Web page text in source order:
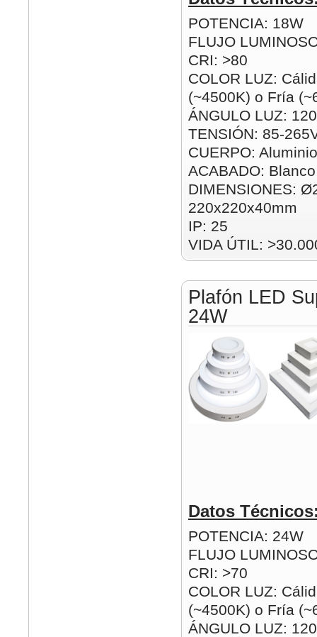
POTENCIA: 18W
FLUJO
CRI: >80
COLOR LUZ:
(~4500K) o Fría
ÁNGULO LUZ:
TENSIÓN: 85-
CUERPO: Aluminio
ACABADO: Blanco
DIMENSIONES:
220x220x40mm
IP: 25
VIDA ÚTIL:
Plafón LED
24W
Datos
POTENCIA: 24W
FLUJO
CRI: >70
COLOR LUZ:
(~4500K) o Fría
ÁNGULO LUZ: